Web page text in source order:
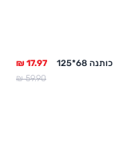
מחיר מלא
59.90 ₪